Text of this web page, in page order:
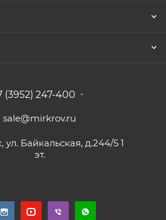
(3952) 247-400
sale@mirkrov.ru
ул. Байкальская, д.244/5 1
эт.